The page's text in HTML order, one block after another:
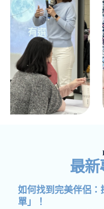
最
如何找到完美伴侶
單」！